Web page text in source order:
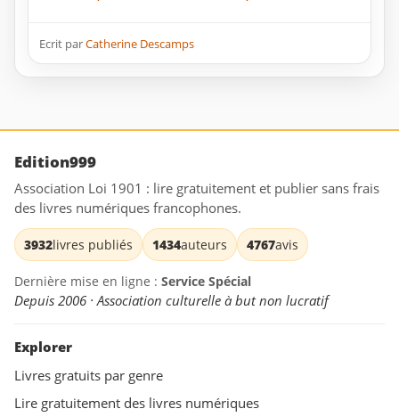
Ecrit parCatherine Descamps
Edition999
Association Loi 1901 : lire gratuitement et publier sans frais
des livres numériques francophones.
3932livres publiés 1434auteurs 4767avis
Dernière mise en ligne : Service Spécial
Depuis 2006 · Association culturelle à but non lucratif
Explorer
Livres gratuits par genre
Lire gratuitement des livres numériques